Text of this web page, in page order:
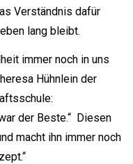
Verständnis dafür
lang bleibt.
immer noch in uns
Hühnlein der
der Beste.“ Diesen
macht ihn immer noch